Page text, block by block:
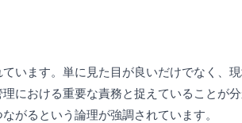
います。単に見た目が良いだけでなく、
における重要な責務と捉えていることが分
がるという論理が強調されています。